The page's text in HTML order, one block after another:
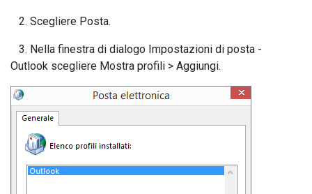
2. Scegliere Posta.
3. Nella finestra di dialogo Impostazioni di posta -
Outlook scegliere Mostra profili > Aggiungi.